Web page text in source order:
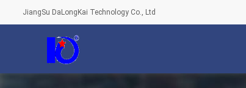
JiangSu DaLongKai Technology Co., Ltd